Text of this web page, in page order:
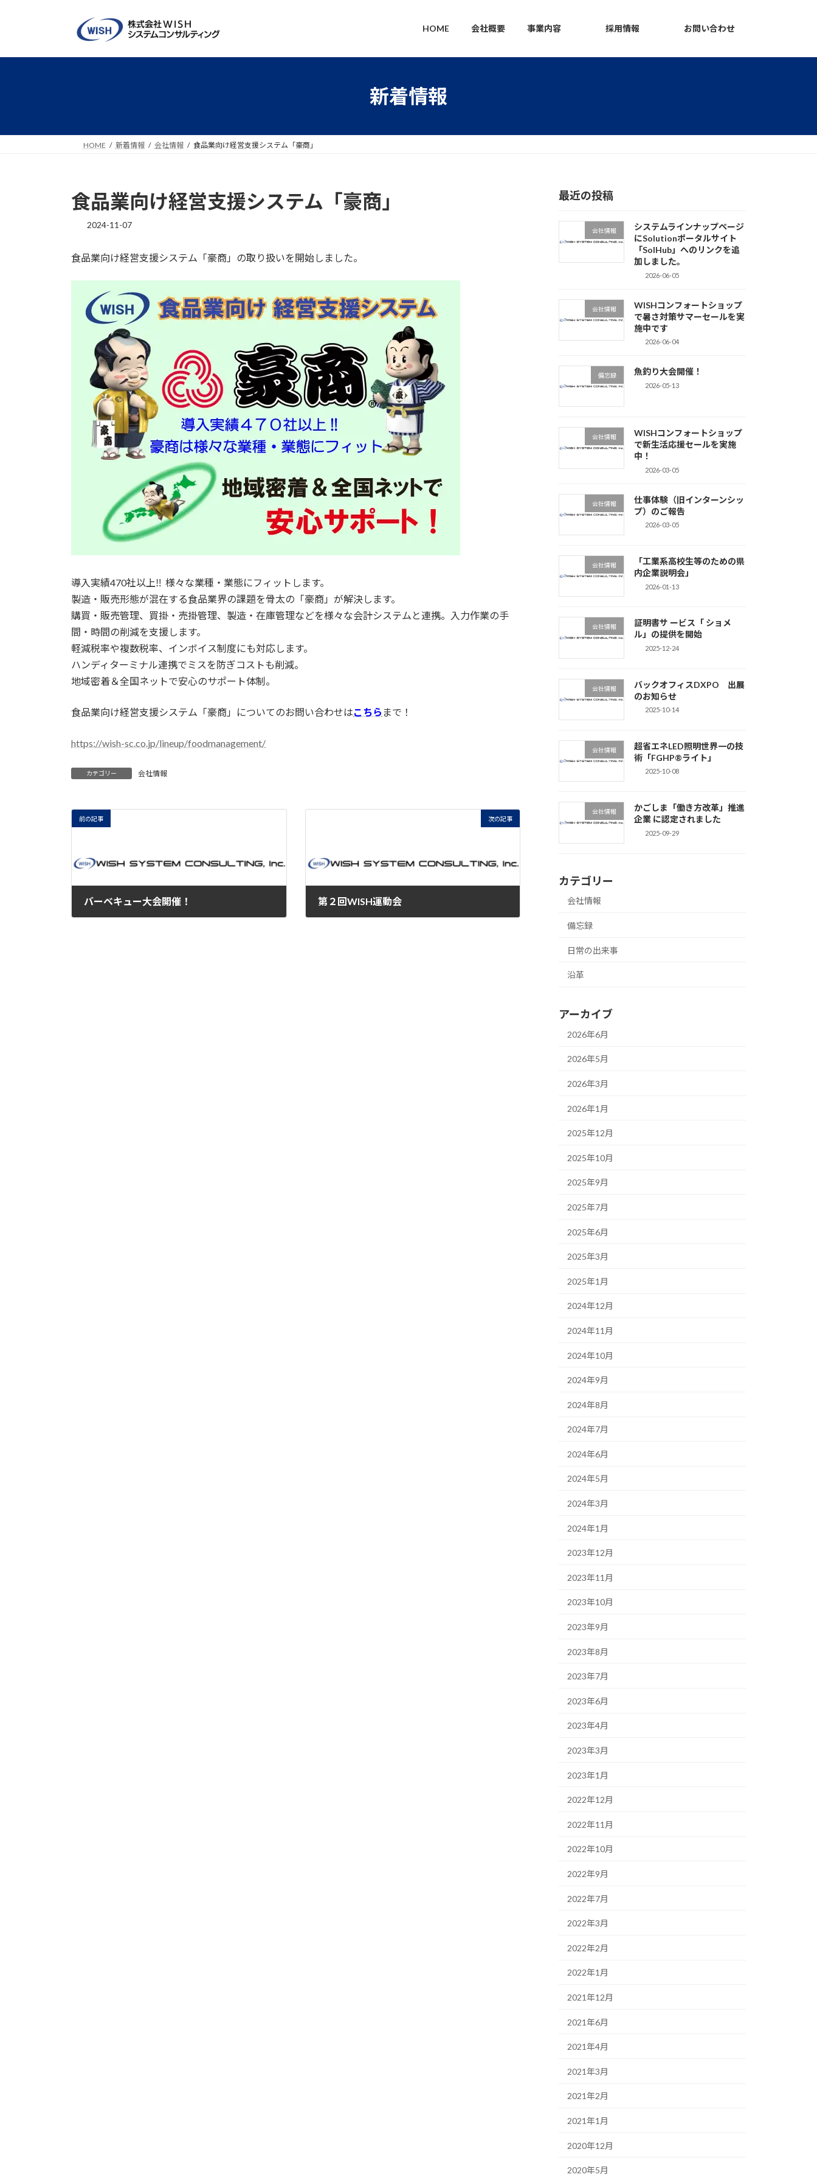
HOME 会社概要 事業内容 採用情報 お問い合わせ
新着情報
HOME 新着情報 会社情報 食品業向け経営支援システム「豪商」
食品業向け経営支援システム「豪商」
2024-11-07
食品業向け経営支援システム「豪商」の取り扱いを開始しました。
導入実績470社以上‼ 様々な業種・業態にフィットします。
製造・販売形態が混在する食品業界の課題を骨太の「豪商」が解決します。
購買・販売管理、買掛・売掛管理、製造・在庫管理などを様々な会計システムと連携。入力作業の手
間・時間の削減を支援します。
軽減税率や複数税率、インボイス制度にも対応します。
ハンディターミナル連携でミスを防ぎコストも削減。
地域密着＆全国ネットで安心のサポート体制。
食品業向け経営支援システム「豪商」についてのお問い合わせはこちら まで！
https://wish-sc.co.jp/lineup/foodmanagement/
カテゴリー 会社情報
前の記事
バーベキュー大会開催！
次の記事
第２回WISH運動会
最近の投稿
会社情報
システムラインナップページ
にSolutionポータルサイト
「SolHub」へのリンクを追
加しました。
2026-06-05
会社情報
WISHコンフォートショップ
で暑さ対策サマーセールを実
施中です
2026-06-04
備忘録 魚釣り大会開催！
2026-05-13
会社情報
WISHコンフォートショップ
で新生活応援セールを実施
中！
2026-03-05
会社情報
仕事体験（旧インターンシッ
プ）のご報告
2026-03-05
会社情報
「工業系高校生等のための県
内企業説明会」
2026-01-13
会社情報
証明書サ ービス「 ショメ
ル」の提供を開始
2025-12-24
会社情報
バックオフィスDXPO 出展
のお知らせ
2025-10-14
会社情報
超省エネLED照明世界一の技
術「FGHP®ライト」
2025-10-08
会社情報
かごしま「働き方改革」推進
企業 に認定されました
2025-09-29
カテゴリー
会社情報
備忘録
日常の出来事
沿革
アーカイブ
2026年6月
2026年5月
2026年3月
2026年1月
2025年12月
2025年10月
2025年9月
2025年7月
2025年6月
2025年3月
2025年1月
2024年12月
2024年11月
2024年10月
2024年9月
2024年8月
2024年7月
2024年6月
2024年5月
2024年3月
2024年1月
2023年12月
2023年11月
2023年10月
2023年9月
2023年8月
2023年7月
2023年6月
2023年4月
2023年3月
2023年1月
2022年12月
2022年11月
2022年10月
2022年9月
2022年7月
2022年3月
2022年2月
2022年1月
2021年12月
2021年6月
2021年4月
2021年3月
2021年2月
2021年1月
2020年12月
2020年5月